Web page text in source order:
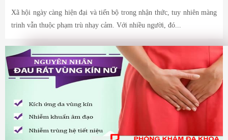
Xã hội ngày càng hiện đại và tiến bộ trong nhận thức, tuy nhiên màng
trinh vẫn thuộc phạm trù nhạy cảm. Với nhiều người, đó...